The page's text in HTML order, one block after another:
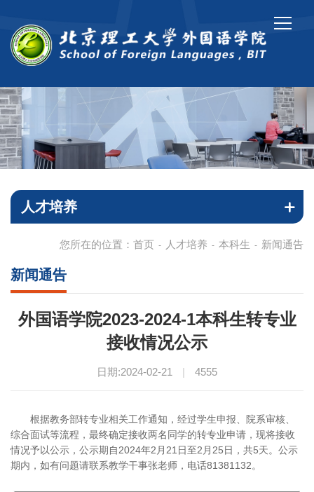
人才培养
您所在的位置： 首页 - 人才培养 - 本科生 - 新闻通告
新闻通告
外国语学院2023-2024-1本科生转专业
接收情况公示
日期:2024-02-21 | 4555
根据教务部转专业相关工作通知，经过学生申报、院系审核、
综合面试等流程，最终确定接收两名同学的转专业申请，现将接收
情况予以公示，公示期自2024年2月21日至2月25日，共5天。公示
期内，如有问题请联系教学干事张老师，电话81381132。